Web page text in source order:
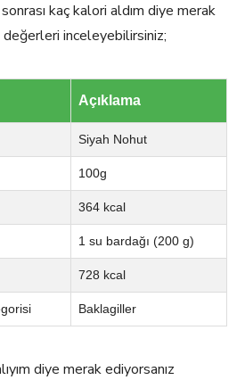
kaç kalori aldım diye merak
değerleri inceleyebilirsiniz;
Açıklama
Siyah Nohut
100g
364 kcal
1 su bardağı (200 g)
728 kcal
Baklagiller
diye merak ediyorsanız